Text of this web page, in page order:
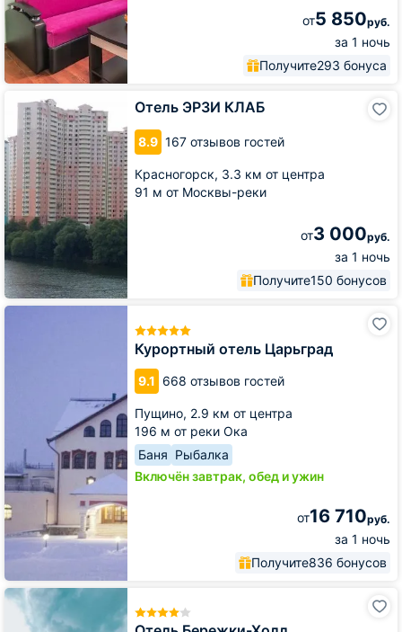
от5 850руб.
за 1 ночь
Получите293 бонуса
Отель ЭРЗИ КЛАБ
8.9 167 отзывов гостей
Красногорск, 3.3 км от центра
91 м от Москвы-реки
от3 000руб.
за 1 ночь
Получите150 бонусов
ЭРЗИ
КЛАБ
Курортный отель Царьград
9.1 668 отзывов гостей
Пущино, 2.9 км от центра
196 м от реки Ока
Баня Рыбалка
Включён завтрак, обед и ужин
от16 710руб.
за 1 ночь
Получите836 бонусов
Курортный
Отель
Бережки-
Холл